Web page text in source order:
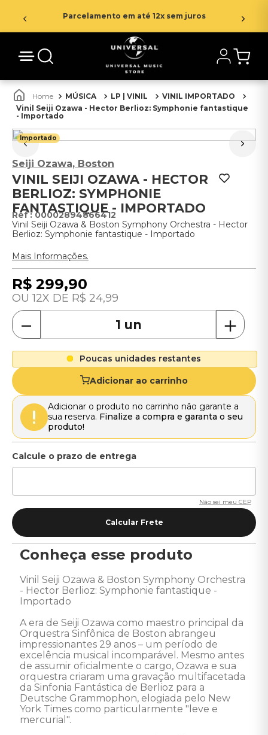
Parcelamento em até 12x sem juros
MÚSICA LP | VINIL
VINIL IMPORTADO
Vinil Seiji Ozawa - Hector Berlioz: Symphonie fantastique
- Importado
Importado
Seiji Ozawa, Boston
VINIL SEIJI OZAWA - HECTOR
BERLIOZ: SYMPHONIE
FANTASTIQUE - IMPORTADO
: 00002894866412
Vinil Seiji Ozawa & Boston Symphony Orchestra - Hector
Berlioz: Symphonie fantastique - Importado
Mais Informações.
R$ 299,90
12 R$ 24,99
＋
－
Poucas unidades restantes
Adicionar ao carrinho
Adicionar o produto no carrinho não garante a
sua reserva. Finalize a compra e garanta o seu
produto!
Não sei meu CEP
Conheça esse produto
Vinil Seiji Ozawa & Boston Symphony Orchestra
- Hector Berlioz: Symphonie fantastique -
Importado
A era de Seiji Ozawa como maestro principal da
Orquestra Sinfônica de Boston abrangeu
impressionantes 29 anos – um período de
excelência musical incomparável. Mesmo antes
de assumir oficialmente o cargo, Ozawa e sua
orquestra criaram uma gravação multifacetada
da Sinfonia Fantástica de Berlioz para a
Deutsche Grammophon, elogiada pelo New
York Times como particularmente "leve e
mercurial".